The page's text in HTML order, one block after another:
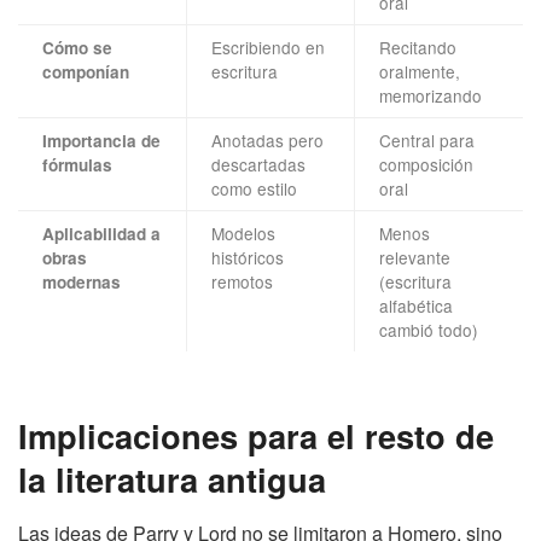
Cómo se
componían
Escribiendo en
escritura
Recitando
oralmente,
memorizando
Importancia de
fórmulas
Anotadas pero
descartadas
como estilo
Central para
composición
oral
Aplicabilidad a
obras
modernas
Modelos
históricos
remotos
Menos
relevante
(escritura
alfabética
cambió todo)
Implicaciones para el resto de
la literatura antigua
Las ideas de Parry y Lord no se limitaron a Homero, sino